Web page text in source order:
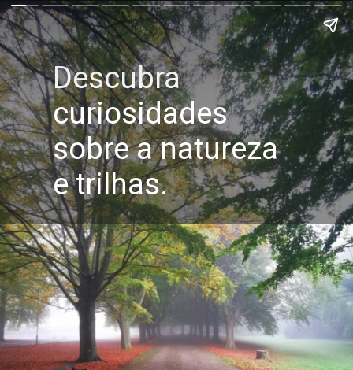
Descubra
curiosidades
sobre a natureza
e trilhas.